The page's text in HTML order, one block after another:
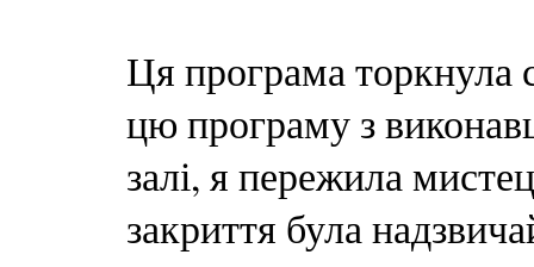
Ця програма торкнула
цю програму з
залі, я пережила
закриття була